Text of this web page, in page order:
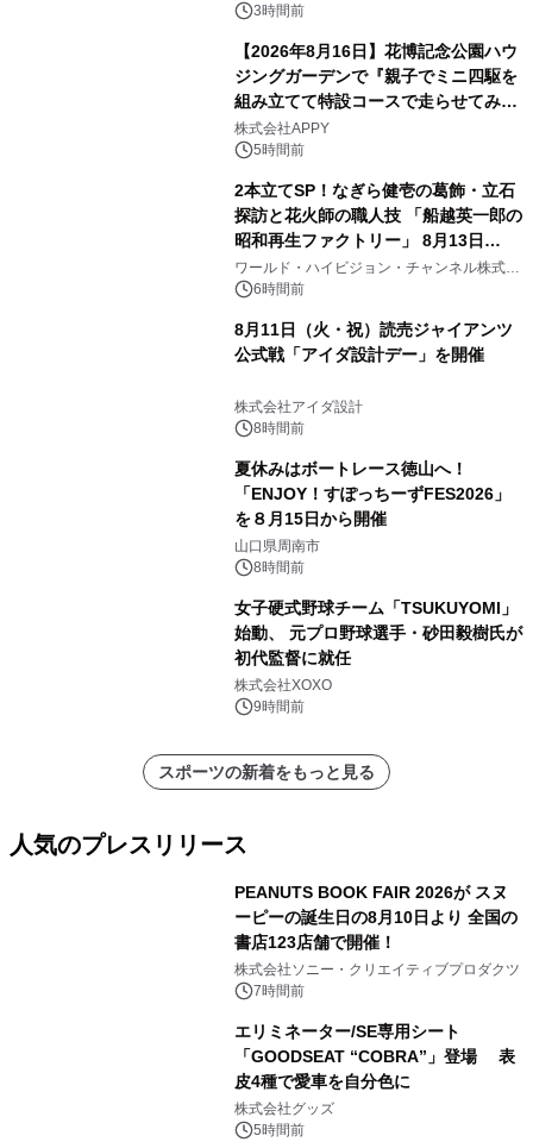
3時間前
【2026年8月16日】花博記念公園ハウ
ジングガーデンで『親子でミニ四駆を
組み立てて特設コースで走らせてみよ
う！』を開催
株式会社APPY
5時間前
2本立てSP！なぎら健壱の葛飾・立石
探訪と花火師の職人技 「船越英一郎の
昭和再生ファクトリー」 8月13日
（木）よる9時～ BS12 トゥエルビで
放送
ワールド・ハイビジョン・チャンネル株式会
社 6時間前
8月11日（火・祝）読売ジャイアンツ
公式戦「アイダ設計デー」を開催
株式会社アイダ設計
8時間前
夏休みはボートレース徳山へ！
「ENJOY！すぽっちーずFES2026」
を８月15日から開催
山口県周南市
8時間前
女子硬式野球チーム「TSUKUYOMI」
始動、 元プロ野球選手・砂田毅樹氏が
初代監督に就任
株式会社XOXO
9時間前
スポーツの新着をもっと見る
人気のプレスリリース
PEANUTS BOOK FAIR 2026が スヌ
ーピーの誕生日の8月10日より 全国の
書店123店舗で開催！
株式会社ソニー・クリエイティブプロダクツ
7時間前
エリミネーター/SE専用シート
「GOODSEAT “COBRA”」登場 表
皮4種で愛車を自分色に
株式会社グッズ
5時間前